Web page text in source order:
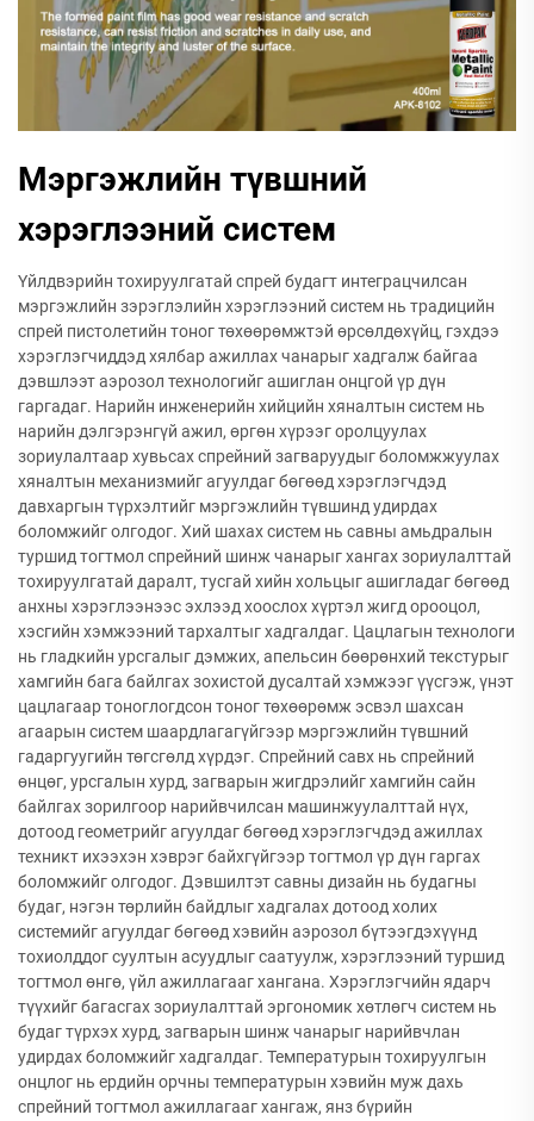
Мэргэжлийн түвшний
хэрэглээний систем
Үйлдвэрийн тохируулгатай спрей будагт интеграцчилсан
мэргэжлийн зэрэглэлийн хэрэглээний систем нь традицийн
спрей пистолетийн тоног төхөөрөмжтэй өрсөлдөхүйц, гэхдээ
хэрэглэгчиддэд хялбар ажиллах чанарыг хадгалж байгаа
дэвшлээт аэрозол технологийг ашиглан онцгой үр дүн
гаргадаг. Нарийн инженерийн хийцийн хяналтын систем нь
нарийн дэлгэрэнгүй ажил, өргөн хүрээг оролцуулах
зориулалтаар хувьсах спрейний загваруудыг боломжжуулах
хяналтын механизмийг агуулдаг бөгөөд хэрэглэгчдэд
давхаргын түрхэлтийг мэргэжлийн түвшинд удирдах
боломжийг олгодог. Хий шахах систем нь савны амьдралын
туршид тогтмол спрейний шинж чанарыг хангах зориулалттай
тохируулгатай даралт, тусгай хийн хольцыг ашигладаг бөгөөд
анхны хэрэглээнээс эхлээд хоослох хүртэл жигд орооцол,
хэсгийн хэмжээний тархалтыг хадгалдаг. Цацлагын технологи
нь гладкийн урсгалыг дэмжих, апельсин бөөрөнхий текстурыг
хамгийн бага байлгах зохистой дусалтай хэмжээг үүсгэж, үнэт
цацлагаар тоноглогдсон тоног төхөөрөмж эсвэл шахсан
агаарын систем шаардлагагүйгээр мэргэжлийн түвшний
гадаргуугийн төгсгөлд хүрдэг. Спрейний савх нь спрейний
өнцөг, урсгалын хурд, загварын жигдрэлийг хамгийн сайн
байлгах зорилгоор нарийвчилсан машинжуулалттай нүх,
дотоод геометрийг агуулдаг бөгөөд хэрэглэгчдэд ажиллах
техникт ихээхэн хэврэг байхгүйгээр тогтмол үр дүн гаргах
боломжийг олгодог. Дэвшилтэт савны дизайн нь будагны
будаг, нэгэн төрлийн байдлыг хадгалах дотоод холих
системийг агуулдаг бөгөөд хэвийн аэрозол бүтээгдэхүүнд
тохиолддог суултын асуудлыг саатуулж, хэрэглээний туршид
тогтмол өнгө, үйл ажиллагааг хангана. Хэрэглэгчийн ядарч
түүхийг багасгах зориулалттай эргономик хөтлөгч систем нь
будаг түрхэх хурд, загварын шинж чанарыг нарийвчлан
удирдах боломжийг хадгалдаг. Температурын тохируулгын
онцлог нь ердийн орчны температурын хэвийн муж дахь
спрейний тогтмол ажиллагааг хангаж, янз бүрийн